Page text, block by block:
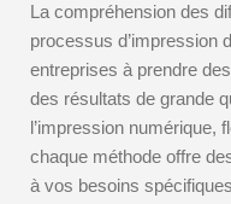
La compréhension des
processus d’impression
entreprises à prendre
des résultats de grande
l’impression numérique,
chaque méthode offre
à vos besoins